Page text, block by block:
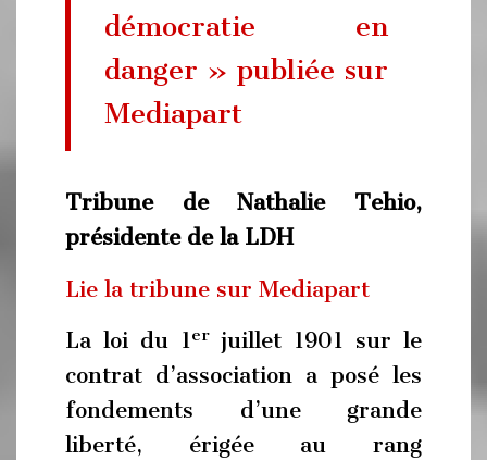
démocratie en
danger » publiée sur
Mediapart
Tribune de Nathalie Tehio,
présidente de la LDH
Lie la tribune sur Mediapart
La loi du 1erjuillet 1901 sur le
contrat d’association a posé les
fondements d’une grande
liberté, érigée au rang